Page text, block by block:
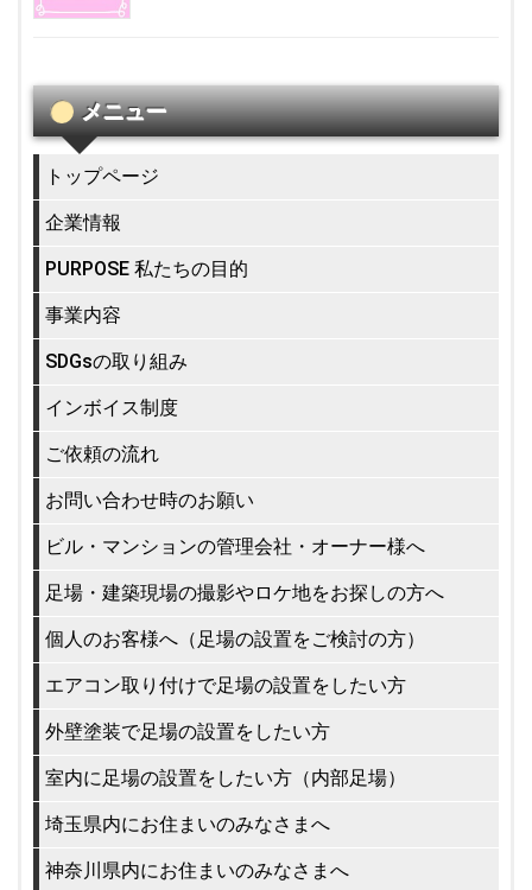
メニュー
トップページ
企業情報
PURPOSE 私たちの目的
事業内容
SDGsの取り組み
インボイス制度
ご依頼の流れ
お問い合わせ時のお願い
ビル・マンションの管理会社・オーナー様へ
足場・建築現場の撮影やロケ地をお探しの方へ
個人のお客様へ（足場の設置をご検討の方）
エアコン取り付けで足場の設置をしたい方
外壁塗装で足場の設置をしたい方
室内に足場の設置をしたい方（内部足場）
埼玉県内にお住まいのみなさまへ
神奈川県内にお住まいのみなさまへ